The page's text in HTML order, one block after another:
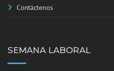
Contáctenos
SEMANA LABORAL